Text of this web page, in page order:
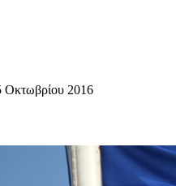
Οκτωβρίου 2016